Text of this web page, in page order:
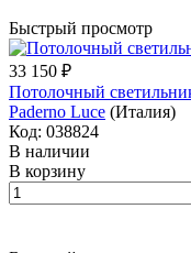
Быстрый просмотр
33 150 ₽
Потолочный
Paderno Luce (Италия)
Код: 038824
В наличии
В корзину